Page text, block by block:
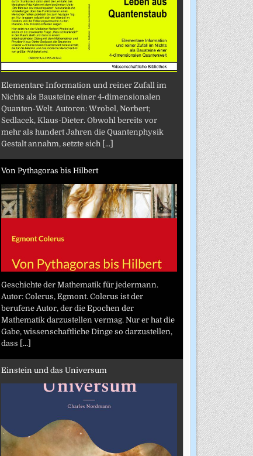
Elementare Information und reiner Zufall im
Nichts als Bausteine einer 4-dimensionalen
Quanten-Welt. Autoren: Wrobel, Norbert;
Sedlacek, Klaus-Dieter. Obwohl bereits vor
mehr als hundert Jahren die Quantenphysik
Gestalt annahm, setzte sich [...]
Von Pythagoras bis Hilbert
Geschichte der Mathematik für jedermann.
Autor: Colerus, Egmont. Colerus ist der
berufene Autor, der die Epochen der
Mathematik darzustellen vermag. Nur er hat die
Gabe, wissenschaftliche Dinge so darzustellen,
dass [...]
Einstein und das Universum